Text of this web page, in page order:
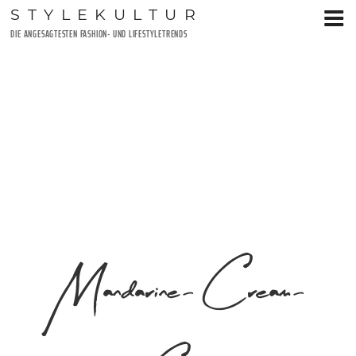
Zum
Inhalt
STYLEKULTUR
DIE ANGESAGTESTEN FASHION- UND LIFESTYLETRENDS
Mandarine-Cream-